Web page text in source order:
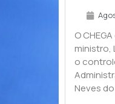
O
ministro,
o
Neves